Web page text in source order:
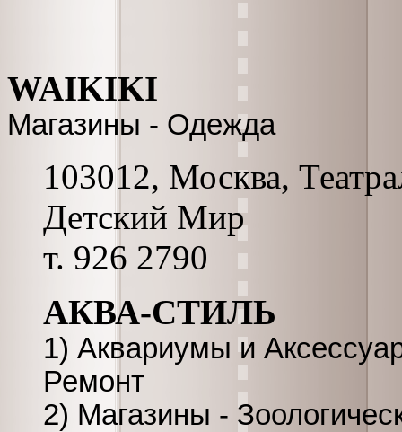
WAIKIKI
Магазины - Одежда
103012, Москва,
Детский Мир
т. 926 2790
АКВА-СТИЛЬ
1) Аквариумы и
Ремонт
2) Магазины -